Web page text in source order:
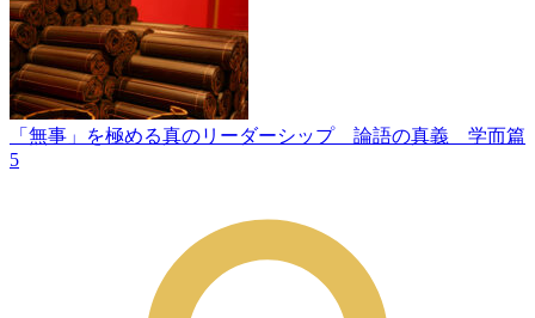
「無事」を極める真のリーダーシップ 論語の真義 学而篇
5